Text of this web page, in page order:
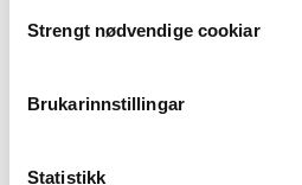
Selection
Strengt nødvendige cookiar
Brukarinnstillingar
Statistikk
Har kunnskap om
utøving av sykepleie til
Har kunnskap om relevante
funksjonshemminger,
Har kunnskap om palliativ